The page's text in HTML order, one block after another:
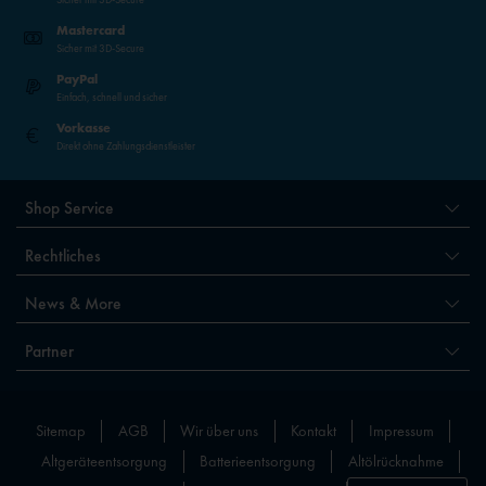
Mastercard
Sicher mit 3D-Secure
PayPal
Einfach, schnell und sicher
Vorkasse
Direkt ohne Zahlungsdienstleister
Shop Service
Rechtliches
News & More
Partner
Sitemap AGB Wir über uns Kontakt
Impressum
Altgeräteentsorgung
Batterieentsorgung
Altölrücknahme